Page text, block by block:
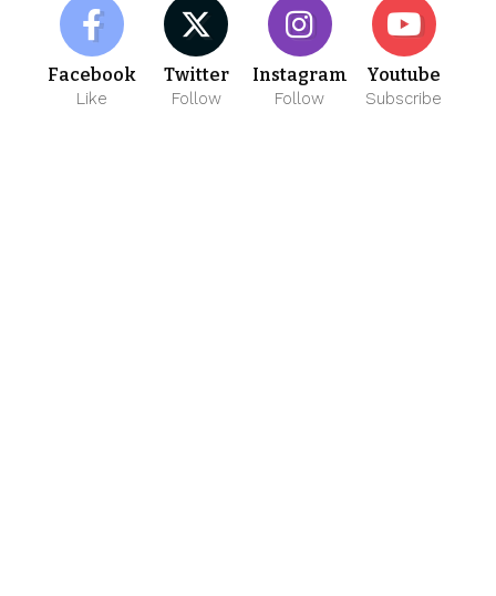
Facebook
Like
Twitter
Follow
Instagram
Follow
Youtube
Subscribe